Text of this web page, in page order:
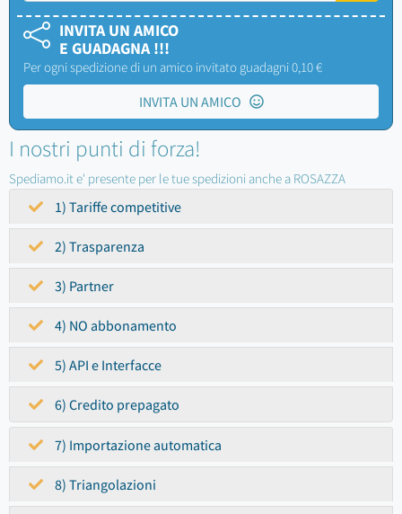
INVITA UN AMICO
E GUADAGNA !!!
Per ogni spedizione di un amico invitato guadagni 0,10 €
INVITA UN AMICO
I nostri punti di forza!
Spediamo.it e' presente per le tue spedizioni anche a ROSAZZA
1) Tariffe competitive
2) Trasparenza
3) Partner
4) NO abbonamento
5) API e Interfacce
6) Credito prepagato
7) Importazione automatica
8) Triangolazioni